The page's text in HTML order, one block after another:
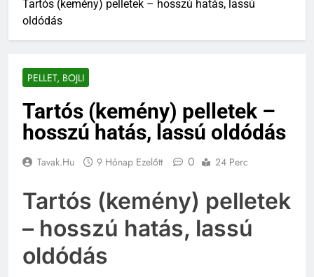
Tartós (kemény) pelletek – hosszú hatás, lassú
oldódás
PELLET, BOJLI
Tartós (kemény) pelletek –
hosszú hatás, lassú oldódás
Tavak.hu 9 Hónap Ezelőtt 0 24 Perc
Tartós (kemény) pelletek
– hosszú hatás, lassú
oldódás